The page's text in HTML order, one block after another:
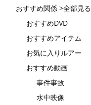
おすすめ関係 >全部見る
おすすめDVD
おすすめアイテム
お気に入りルアー
おすすめ動画
事件事故
水中映像